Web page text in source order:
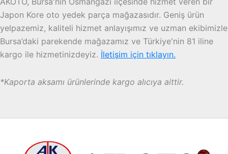
Japon Kore oto yedek parça mağazasıdır. Geniş ürün
yelpazemiz, kaliteli hizmet anlayışımız ve uzman ekibimizle
Bursa’daki parekende mağazamız ve Türkiye'nin 81 iline
kargo ile hizmetinizdeyiz. İletişim için tıklayın.
*Kaporta aksamı ürünlerinde kargo alıcıya aittir.